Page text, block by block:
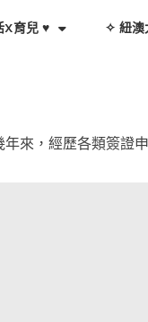
X育兒 ♥ ✧ 紐澳
來，經歷各類簽證